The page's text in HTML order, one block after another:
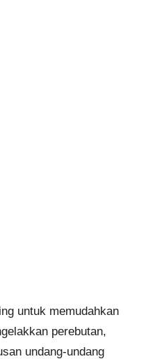
untuk memudahkan
perebutan,
undang-undang